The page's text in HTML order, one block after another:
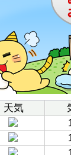
天気